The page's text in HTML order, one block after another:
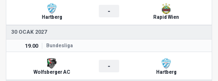
Hartberg
-
Rapid Wien
30 OCAK 2027
19.00 Bundesliga
Wolfsberger AC
-
Hartberg